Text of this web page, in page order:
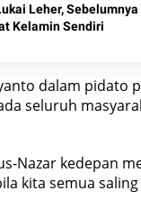
Leher, Sebelumnya
Kelamin Sendiri
dalam pidato
seluruh
Nazar kedepan
kita semua